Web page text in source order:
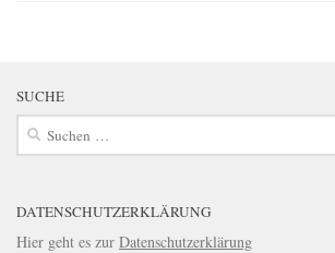
SUCHE
Suchen
nach:
DATENSCHUTZERKLÄRUNG
Hier geht es zur Datenschutzerklärung